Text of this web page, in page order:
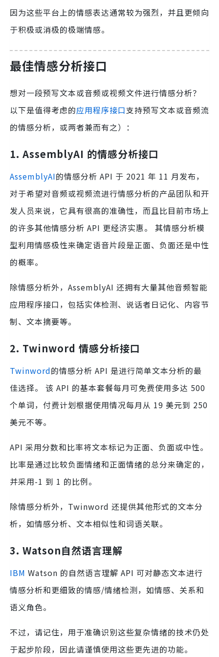
因为这些平台上的情感表达通常较为强烈，并且更倾向
于积极或消极的极端情感。
最佳情感分析接口
想对一段预写文本或音频或视频文件进行情感分析？
以下是值得考虑的应用程序接口支持预写文本或音频流
的情感分析，或两者兼而有之）：
1. AssemblyAI 的情感分析接口
AssemblyAI的情感分析 API 于 2021 年 11 月发布，
对于希望对音频或视频流进行情感分析的产品团队和开
发人员来说，它具有很高的准确性，而且比目前市场上
的许多其他情感分析 API 更经济实惠。 其情感分析模
型利用情感极性来确定语音片段是正面、负面还是中性
的概率。
除情感分析外，AssemblyAI 还拥有大量其他音频智能
应用程序接口，包括实体检测、说话者日记化、内容节
制、文本摘要等。
2. Twinword 情感分析接口
Twinword的情感分析 API 是进行简单文本分析的最
佳选择。 该 API 的基本套餐每月可免费使用多达 500
个单词，付费计划根据使用情况每月从 19 美元到 250
美元不等。
API 采用分数和比率将文本标记为正面、负面或中性。
比率是通过比较负面情绪和正面情绪的总分来确定的，
并采用-1 到 1 的比例。
除情感分析外，Twinword 还提供其他形式的文本分
析，如情感分析、文本相似性和词语关联。
3. Watson自然语言理解
IBM Watson 的自然语言理解 API 可对静态文本进行
情感分析和更细致的情感/情绪检测，如情感、关系和
语义角色。
不过，请记住，用于准确识别这些复杂情绪的技术仍处
于起步阶段，因此请谨慎使用这些更先进的功能。